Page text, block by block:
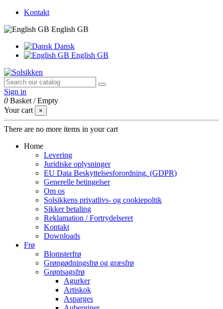
Kontakt
English GB
Dansk
English GB
Sign in
0 Basket /Empty
Your cart
×
There are no more items in your cart
Home
Levering
Juridiske oplysninger
EU Data Beskyttelsesforordning. (GDPR)
Generelle betingelser
Om os
Solsikkens privatlivs- og cookiepoltik
Sikker betaling
Reklamation / Fortrydelseret
Kontakt
Downloads
Frø
Blomsterfrø
Grøngødningsfrø og græsfrø
Grøntsagsfrø
Agurker
Artiskok
Asparges